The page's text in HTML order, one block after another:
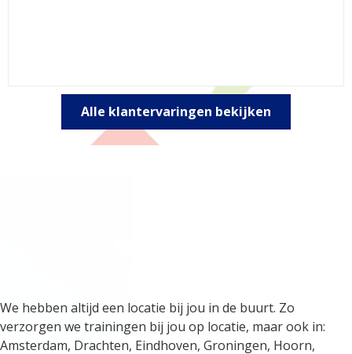
Alle klantervaringen bekijken
We hebben altijd een locatie bij jou in de buurt. Zo
verzorgen we trainingen bij jou op locatie, maar ook in:
Amsterdam, Drachten, Eindhoven, Groningen, Hoorn,